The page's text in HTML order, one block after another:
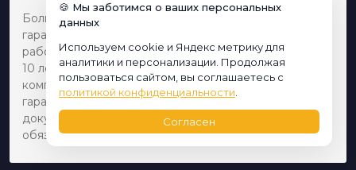
Большинство кровельных компаний предоставляют
гарантию как на материалы, так и на выполненные
работы. Срок гарантии может варьироваться от 1 до
10 лет и более в зависимости от типа материалов и
комплексности работ. Также важно убедиться, что
гарантия подкреплена соответствующими
документами, которые подтверждают все
обязательства исполнителя.
🍪 Мы заботимся о ваших персональных
данных
Используем cookie и Яндекс метрику для
аналитики и персонализации. Продолжая
пользоваться сайтом, вы соглашаетесь с
политикой конфиденциальности
Согласен